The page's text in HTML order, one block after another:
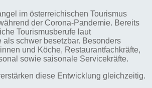
im österreichischen Tourismus
der Corona-Pandemie. Bereits
Tourismusberufe laut
als schwer besetzbar. Besonders
und Köche, Restaurantfachkräfte,
sowie saisonale Servicekräfte.
diese Entwicklung gleichzeitig.